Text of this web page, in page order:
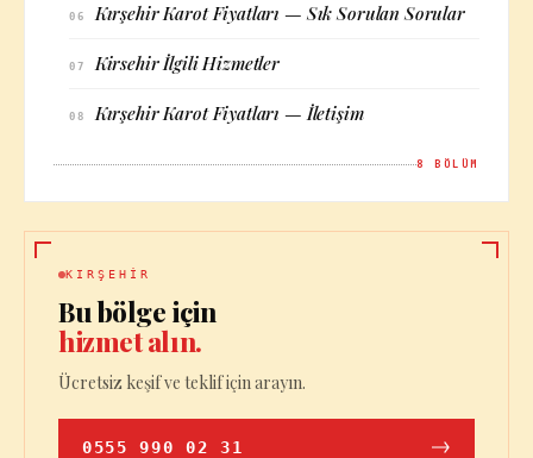
06 Kırşehir Karot Fiyatları — Sık Sorulan Sorular
07 Kirsehir İlgili Hizmetler
08 Kırşehir Karot Fiyatları — İletişim
8 BÖLÜM
KIRŞEHIR
Bu bölge için
hizmet alın.
Ücretsiz keşif ve teklif için arayın.
0555 990 02 31